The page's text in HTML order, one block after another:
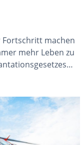
Fortschritt machen
mehr Leben zu
Text